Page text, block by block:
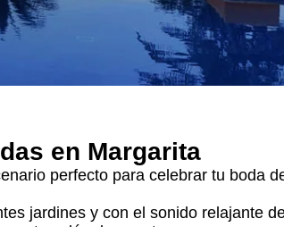
en Margarita
perfecto para celebrar tu boda
jardines y con el sonido relajante